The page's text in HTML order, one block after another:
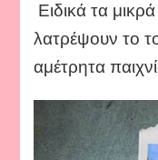
Ειδικά τα
λατρέψουν το
αμέτρητα